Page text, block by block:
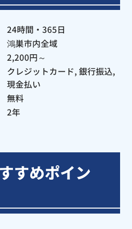
24時間・365日
鴻巣市内全域
2,200円～
クレジットカード, 銀行振込,
現金払い
無料
2年
すめポイン